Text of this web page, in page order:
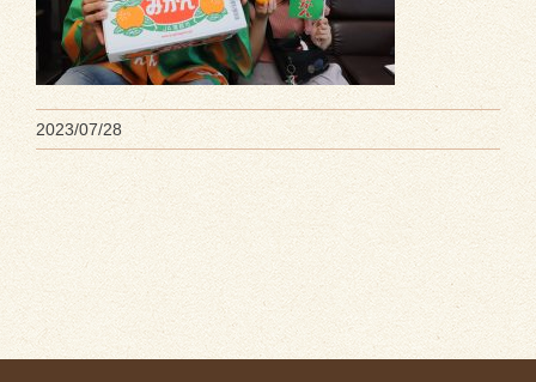
2023/07/28